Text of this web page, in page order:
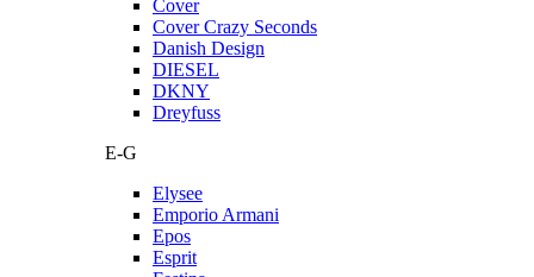
Cover
Cover Crazy Seconds
Danish Design
DIESEL
DKNY
Dreyfuss
E-G
Elysee
Emporio Armani
Epos
Esprit